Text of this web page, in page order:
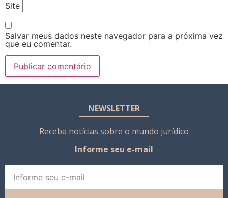
Site
Salvar meus dados neste navegador para a próxima vez
que eu comentar.
NEWSLETTER
Receba notícias sobre o mundo jurídico
Informe seu e-mail